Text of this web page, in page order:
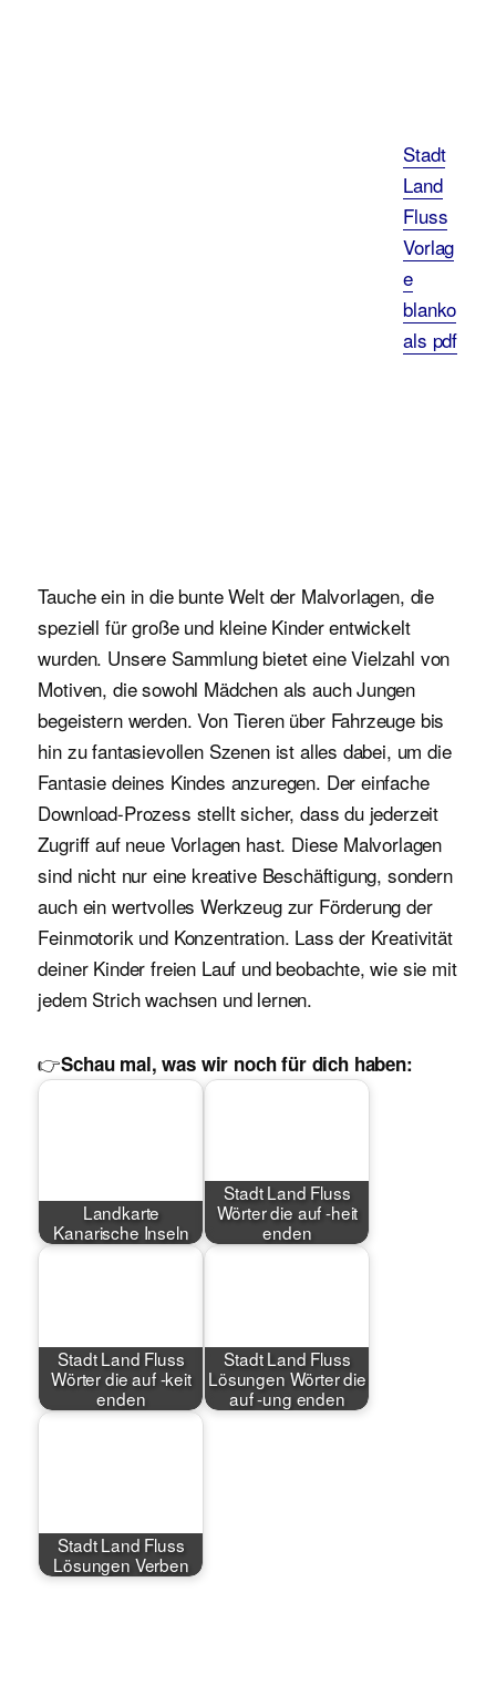
Stadt
Land
Fluss
Vorlag
e
blanko
als pdf
Tauche ein in die bunte Welt der Malvorlagen, die
speziell für große und kleine Kinder entwickelt
wurden. Unsere Sammlung bietet eine Vielzahl von
Motiven, die sowohl Mädchen als auch Jungen
begeistern werden. Von Tieren über Fahrzeuge bis
hin zu fantasievollen Szenen ist alles dabei, um die
Fantasie deines Kindes anzuregen. Der einfache
Download-Prozess stellt sicher, dass du jederzeit
Zugriff auf neue Vorlagen hast. Diese Malvorlagen
sind nicht nur eine kreative Beschäftigung, sondern
auch ein wertvolles Werkzeug zur Förderung der
Feinmotorik und Konzentration. Lass der Kreativität
deiner Kinder freien Lauf und beobachte, wie sie mit
jedem Strich wachsen und lernen.
👉Schau mal, was wir noch für dich haben:
Landkarte
Kanarische Inseln
Stadt Land Fluss
Wörter die auf -heit
enden
Stadt Land Fluss
Wörter die auf -keit
enden
Stadt Land Fluss
Lösungen Wörter die
auf -ung enden
Stadt Land Fluss
Lösungen Verben